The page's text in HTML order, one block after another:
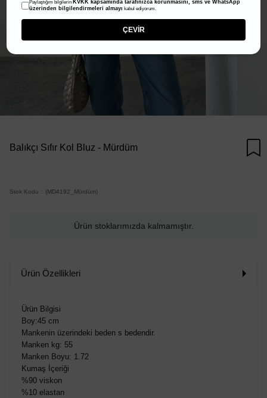
Balıkçı Sıfır Kol Bluz - Mürdüm
Stok Kodu (MD4192_Mürdüm)
Ürün stoklarımızda kalmamıştır.
Ürün Özellikleri
Ürün Bilgisi
Boy:45 cm
Mankenin üzerindeki beden s bedendir.
Manken kg: 55
Manken Boyu: 1.72
Kumaş İçeriği
%90 viskon
%10 elastan
Paylaştığım bilgilerin KVKK kapsamında tarafınızca korunmasını, sms ve WhatsApp
üzerinden bilgilendirmeleri almayı kabul ediyorum.
ÇEVİR